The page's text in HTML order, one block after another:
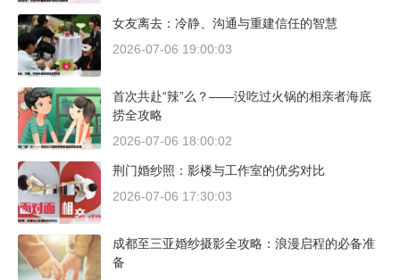
女友离去：冷静、沟通与重建信任的智慧
2026-07-06 19:00:03
首次共赴“辣”么？——没吃过火锅的相亲者海底
捞全攻略
2026-07-06 18:00:02
荆门婚纱照：影楼与工作室的优劣对比
2026-07-06 17:30:03
成都至三亚婚纱摄影全攻略：浪漫启程的必备准
备